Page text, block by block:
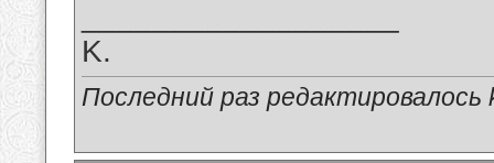
K.
Последний раз